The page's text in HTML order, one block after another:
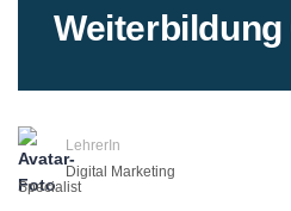
Weiterbildung
LehrerIn
Digital Marketing
Specialist